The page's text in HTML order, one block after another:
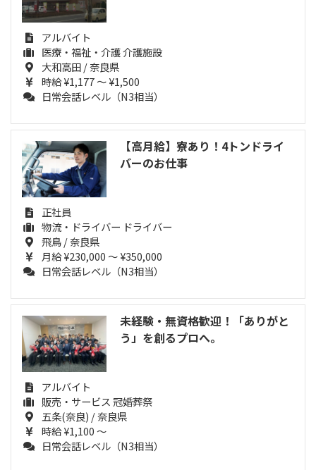
アルバイト
医療・福祉・介護 介護施設
大和高田 / 奈良県
時給 ¥1,177 ～ ¥1,500
日常会話レベル（N3相当）
【高月給】寮あり！4トンドライ
バーのお仕事
正社員
物流・ドライバー ドライバー
飛鳥 / 奈良県
月給 ¥230,000 ～ ¥350,000
日常会話レベル（N3相当）
未経験・無資格歓迎！「ありがと
う」を創るプロへ。
アルバイト
販売・サービス 冠婚葬祭
五条(奈良) / 奈良県
時給 ¥1,100 ～
日常会話レベル（N3相当）